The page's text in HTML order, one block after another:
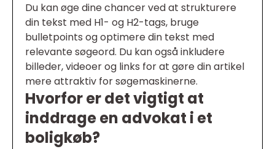
Du kan øge dine chancer ved at strukturere
din tekst med H1- og H2-tags, bruge
bulletpoints og optimere din tekst med
relevante søgeord. Du kan også inkludere
billeder, videoer og links for at gøre din artikel
mere attraktiv for søgemaskinerne.
Hvorfor er det vigtigt at
inddrage en advokat i et
boligkøb?